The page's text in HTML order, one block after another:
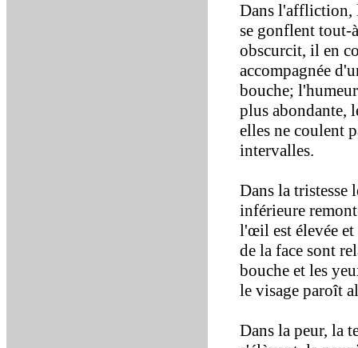
Dans l'affliction,
se gonflent tout-
obscurcit, il en
accompagnée
bouche;
plus abondante,
elles ne coulent
intervalles.
Dans la tristesse
inférieure
l'œil est élevée et
de la face sont
bouche et les
le visage paroît
Dans la peur, la